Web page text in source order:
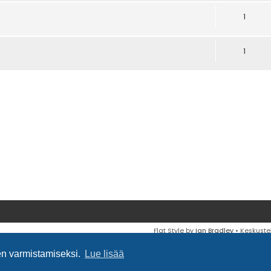
varmistamiseksi. Lue lisää
1
1
Flat Style by Ian Bradley •